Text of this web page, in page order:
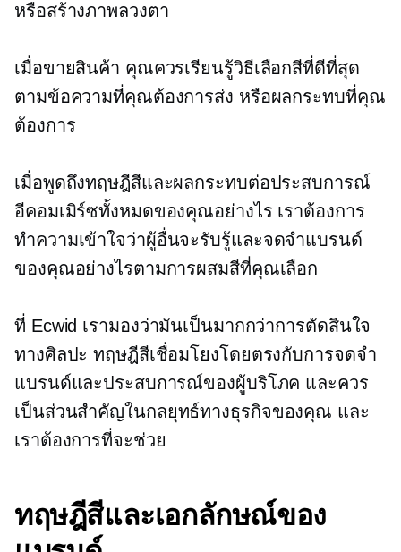
หรือสร้างภาพลวงตา
เมื่อขายสินค้า คุณควรเรียนรู้วิธีเลือกสีที่ดีที่สุด
ตามข้อความที่คุณต้องการส่ง หรือผลกระทบที่คุณ
ต้องการ
เมื่อพูดถึงทฤษฎีสีและผลกระทบต่อประสบการณ์
อีคอมเมิร์ซทั้งหมดของคุณอย่างไร เราต้องการ
ทำความเข้าใจว่าผู้อื่นจะรับรู้และจดจำแบรนด์
ของคุณอย่างไรตามการผสมสีที่คุณเลือก
ที่ Ecwid เรามองว่ามันเป็นมากกว่าการตัดสินใจ
ทางศิลปะ ทฤษฎีสีเชื่อมโยงโดยตรงกับการจดจำ
แบรนด์และประสบการณ์ของผู้บริโภค และควร
เป็นส่วนสำคัญในกลยุทธ์ทางธุรกิจของคุณ และ
เราต้องการที่จะช่วย
ทฤษฎีสีและเอกลักษณ์ของ